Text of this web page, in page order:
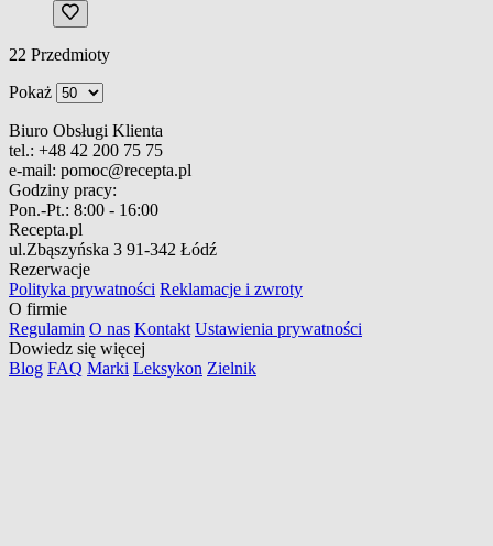
22 Przedmioty
Pokaż
Biuro Obsługi Klienta
tel.: +48 42 200 75 75
e-mail: pomoc@recepta.pl
Godziny pracy:
Pon.-Pt.: 8:00 - 16:00
Recepta.pl
ul.Zbąszyńska 3 91-342 Łódź
Rezerwacje
Polityka prywatności Reklamacje i zwroty
O firmie
Regulamin O nas Kontakt Ustawienia prywatności
Dowiedz się więcej
Blog FAQ Marki Leksykon Zielnik